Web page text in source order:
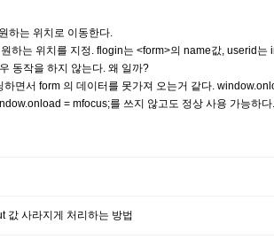
하는 위치로 이동한다.
하는 위치를 지정. flogin는 <form>의 name값, userid
동작을 하지 않는다. 왜 일까?
면서 form 의 데이터를 못가져 오는거 같다.
= mfocus;를 쓰지 않고도 정상 사용 가능
값 사라지게 처리하는 방법